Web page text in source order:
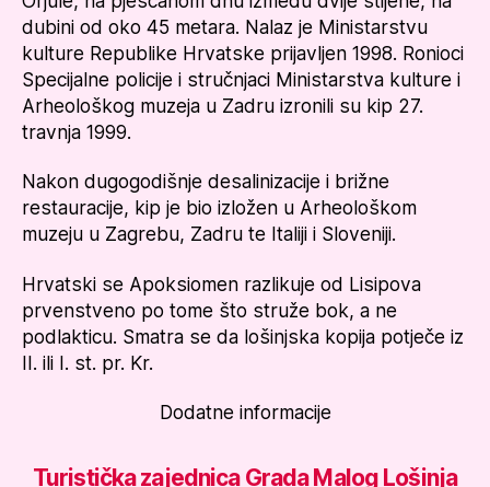
dubini od oko 45 metara. Nalaz je Ministarstvu
kulture Republike Hrvatske prijavljen 1998. Ronioci
Specijalne policije i stručnjaci Ministarstva kulture i
Arheološkog muzeja u Zadru izronili su kip 27.
travnja 1999.
Nakon dugogodišnje desalinizacije i brižne
restauracije, kip je bio izložen u Arheološkom
muzeju u Zagrebu, Zadru te Italiji i Sloveniji.
Hrvatski se Apoksiomen razlikuje od Lisipova
prvenstveno po tome što struže bok, a ne
podlakticu. Smatra se da lošinjska kopija potječe iz
II. ili I. st. pr. Kr.
Dodatne informacije
Turistička zajednica Grada Malog Lošinja